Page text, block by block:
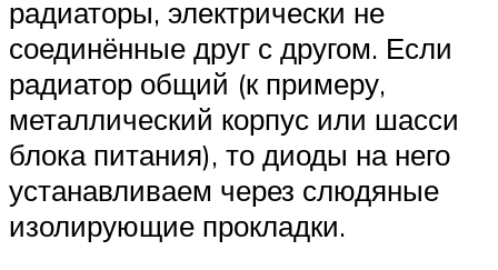
радиаторы, электрически не
соединённые друг с другом. Если
радиатор общий (к примеру,
металлический корпус или шасси
блока питания), то диоды на него
устанавливаем через слюдяные
изолирующие прокладки.